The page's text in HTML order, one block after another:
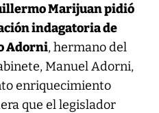
Marijuan pidió
indagatoria de
Adorni, hermano del
Manuel Adorni,
enriquecimiento
que el legislador